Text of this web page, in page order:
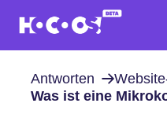
Antworten
Was ist eine